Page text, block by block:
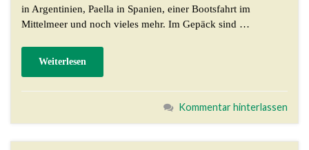
in Argentinien, Paella in Spanien, einer Bootsfahrt im
Mittelmeer und noch vieles mehr. Im Gepäck sind …
Weiterlesen
Kommentar hinterlassen